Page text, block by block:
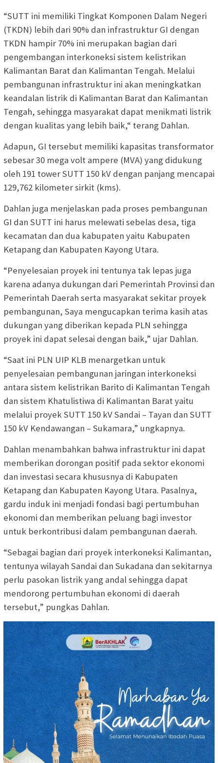
“SUTT ini memiliki Tingkat Komponen Dalam Negeri
(TKDN) lebih dari 90% dan infrastruktur GI dengan
TKDN hampir 70% ini merupakan bagian dari
pengembangan interkoneksi sistem kelistrikan
Kalimantan Barat dan Kalimantan Tengah. Melalui
pembangunan infrastruktur ini akan meningkatkan
keandalan listrik di Kalimantan Barat dan Kalimantan
Tengah, sehingga masyarakat dapat menikmati listrik
dengan kualitas yang lebih baik,“ terang Dahlan.
Adapun, GI tersebut memiliki kapasitas transformator
sebesar 30 mega volt ampere (MVA) yang didukung
oleh 191 tower SUTT 150 kV dengan panjang mencapai
129,762 kilometer sirkit (kms).
Dahlan juga menjelaskan pada proses pembangunan
GI dan SUTT ini harus melewati sebelas desa, tiga
kecamatan dan dua kabupaten yaitu Kabupaten
Ketapang dan Kabupaten Kayong Utara.
“Penyelesaian proyek ini tentunya tak lepas juga
karena adanya dukungan dari Pemerintah Provinsi dan
Pemerintah Daerah serta masyarakat sekitar proyek
pembangunan, Saya mengucapkan terima kasih atas
dukungan yang diberikan kepada PLN sehingga
proyek ini dapat selesai dengan baik,” ujar Dahlan.
“Saat ini PLN UIP KLB menargetkan untuk
penyelesaian pembangunan jaringan interkoneksi
antara sistem kelistrikan Barito di Kalimantan Tengah
dan sistem Khatulistiwa di Kalimantan Barat yaitu
melalui proyek SUTT 150 kV Sandai – Tayan dan SUTT
150 kV Kendawangan – Sukamara,” ungkapnya.
Dahlan menambahkan bahwa infrastruktur ini dapat
memberikan dorongan positif pada sektor ekonomi
dan investasi secara khususnya di Kabupaten
Ketapang dan Kabupaten Kayong Utara. Pasalnya,
gardu induk ini menjadi fondasi bagi pertumbuhan
ekonomi dan memberikan peluang bagi investor
untuk berkontribusi dalam pembangunan daerah.
“Sebagai bagian dari proyek interkoneksi Kalimantan,
tentunya wilayah Sandai dan Sukadana dan sekitarnya
perlu pasokan listrik yang andal sehingga dapat
mendorong pertumbuhan ekonomi di daerah
tersebut,” pungkas Dahlan.